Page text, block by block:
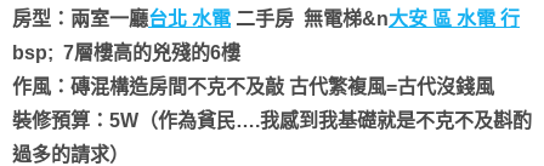
房型：兩室一廳台北 水電 二手房 無電梯&n大安 區 水電 行
bsp; 7層樓高的兇殘的6樓
作風：磚混構造房間不克不及敲 古代繁複風=古代沒錢風
裝修預算：5W（作為貧民….我感到我基礎就是不克不及斟酌
過多的請求）